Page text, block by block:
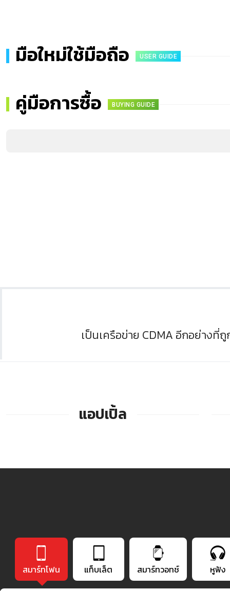
มือใหม่ใช้มือถือ USER GUIDE
คู่มือการซื้อ BUYING GUIDE
เป็นเครือข่าย CDMA อีกอย่างที่
แอปเปิ้ล
สมาร์ทโฟน แท็บเล็ต สมาร์ทวอทช์ หูฟัง